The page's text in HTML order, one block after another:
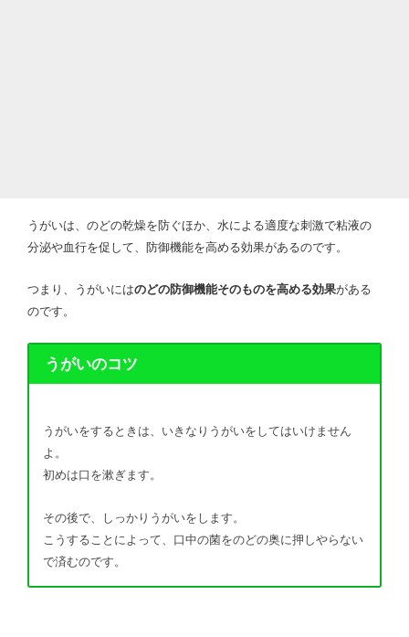
うがいは、のどの乾燥を防ぐほか、水による適度な刺激で粘液の
分泌や血行を促して、防御機能を高める効果があるのです。
つまり、うがいにはのどの防御機能そのものを高める効果がある
のです。
うがいのコツ
うがいをするときは、いきなりうがいをしてはいけません
よ。
初めは口を漱ぎます。
その後で、しっかりうがいをします。
こうすることによって、口中の菌をのどの奥に押しやらない
で済むのです。